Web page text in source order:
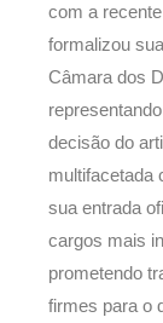
com a
formalizou
Câmara dos
decisão do
multifacetada
sua entrada
cargos mais
prometendo
firmes para o